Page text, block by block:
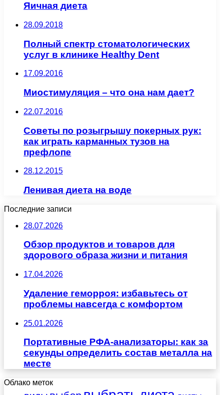
Яичная диета
28.09.2018
Полный спектр стоматологических
услуг в клинике Healthy Dent
17.09.2016
Миостимуляция – что она нам дает?
22.07.2016
Советы по розыгрышу покерных рук:
как играть карманных тузов на
префлопе
28.12.2015
Ленивая диета на воде
Последние записи
28.07.2026
Обзор продуктов и товаров для
здорового образа жизни и питания
17.04.2026
Удаление геморроя: избавьтесь от
проблемы навсегда с комфортом
25.01.2026
Портативные РФА-анализаторы: как за
секунды определить состав металла на
месте
Облако меток